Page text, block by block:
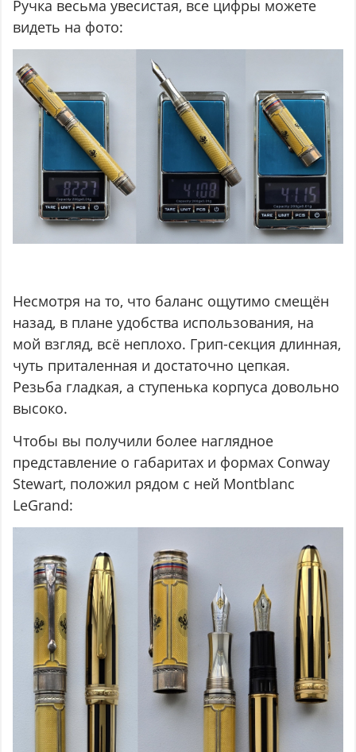
Ручка весьма увесистая, все цифры можете
видеть на фото:
Несмотря на то, что баланс ощутимо смещён
назад, в плане удобства использования, на
мой взгляд, всё неплохо. Грип-секция длинная,
чуть приталенная и достаточно цепкая.
Резьба гладкая, а ступенька корпуса довольно
высоко.
Чтобы вы получили более наглядное
представление о габаритах и формах Conway
Stewart, положил рядом с ней Montblanc
LeGrand: